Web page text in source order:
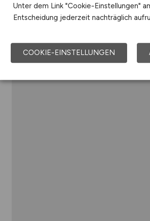
Unter dem Link "Cookie-Einstellungen"
Entscheidung jederzeit nachträglich
COOKIE-EINSTELLUNGEN